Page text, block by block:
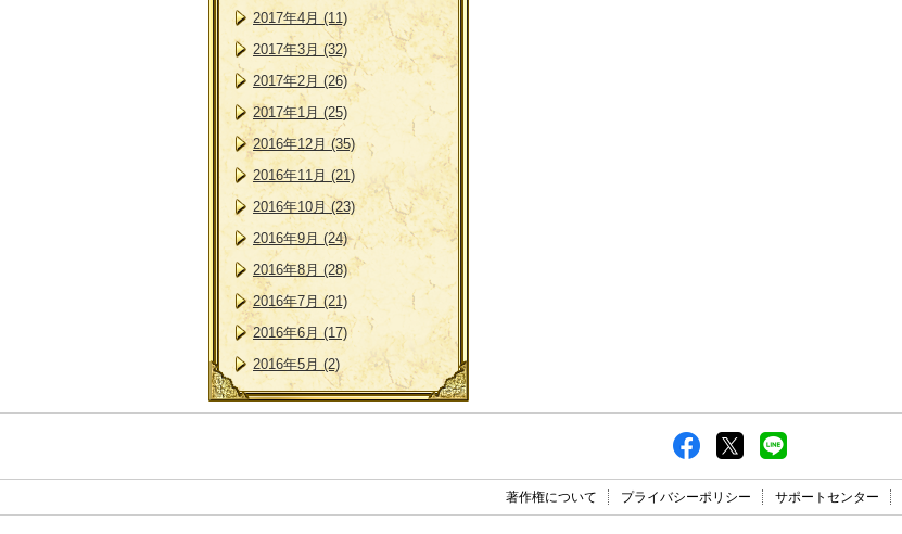
2017年4月 (11)
2017年3月 (32)
2017年2月 (26)
2017年1月 (25)
2016年12月 (35)
2016年11月 (21)
2016年10月 (23)
2016年9月 (24)
2016年8月 (28)
2016年7月 (21)
2016年6月 (17)
2016年5月 (2)
著作権について プライバシーポリシー サポートセンター